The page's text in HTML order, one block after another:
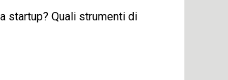
startup? Quali strumenti di